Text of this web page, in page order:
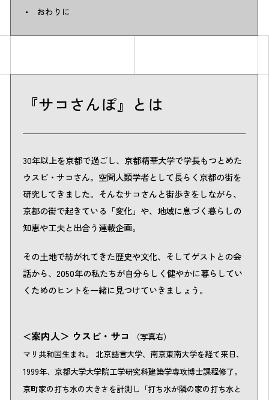
おわりに
『サコさんぽ』とは
30年以上を京都で過ごし、京都精華大学で学長もつとめた
ウスビ・サコさん。空間人類学者として長らく京都の街を
研究してきました。そんなサコさんと街歩きをしながら、
京都の街で起きている「変化」や、地域に息づく暮らしの
知恵や工夫と出合う連載企画。
その土地で紡がれてきた歴史や文化、そしてゲストとの会
話から、2050年の私たちが自分らしく健やかに暮らしてい
くためのヒントを一緒に見つけていきましょう。
＜案内人＞ ウスビ・サコ
（写真右）
マリ共和国生まれ。 北京語言大学、南京東南大学を経て来日、
1999年、京都大学大学院工学研究科建築学専攻博士課程修了。
京町家の打ち水の大きさを計測し「打ち水が隣の家の打ち水と